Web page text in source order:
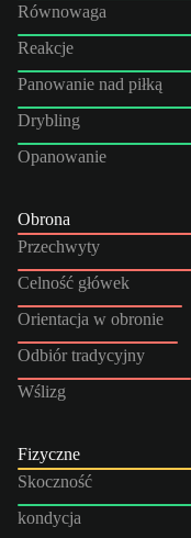
Równowaga
Reakcje
Panowanie nad piłką
Drybling
Opanowanie
Obrona
Przechwyty
Celność główek
Orientacja w obronie
Odbiór tradycyjny
Wślizg
Fizyczne
Skoczność
kondycja